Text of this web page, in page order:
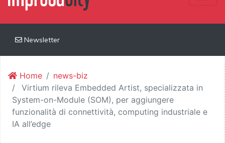
Newsletter
Home
news-biz
Virtium rileva Embedded Artist, specializzata in
System-on-Module (SOM), per aggiungere
funzionalità di connettività, computing industriale e
IA all’edge